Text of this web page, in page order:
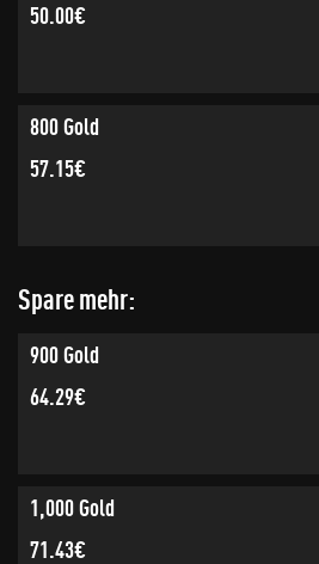
50.00€
800 Gold
57.15€
Spare mehr:
900 Gold
64.29€
1,000 Gold
71.43€